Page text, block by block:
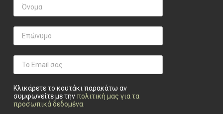
Κλικάρετε το κουτάκι παρακάτω αν
συμφωνείτε με τηνπολιτική μας για τα
προσωπικά δεδομένα.